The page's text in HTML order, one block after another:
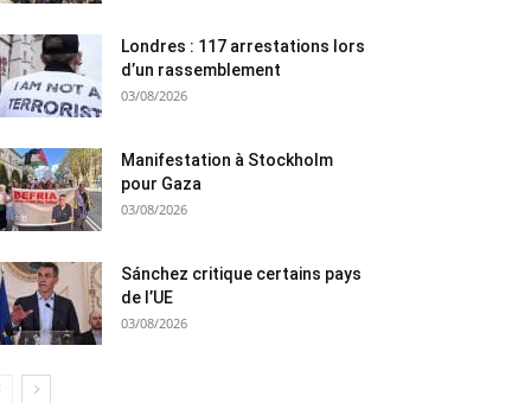
Londres : 117 arrestations lors
d’un rassemblement
03/08/2026
Manifestation à Stockholm
pour Gaza
03/08/2026
Sánchez critique certains pays
de l’UE
03/08/2026